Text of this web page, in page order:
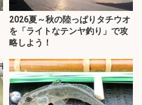
2026夏～秋の陸っぱりタチウオ
を「ライトなテンヤ釣り」で攻
略しよう！